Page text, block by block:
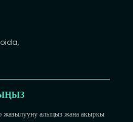
жазылууну алыңыз жана акыркы